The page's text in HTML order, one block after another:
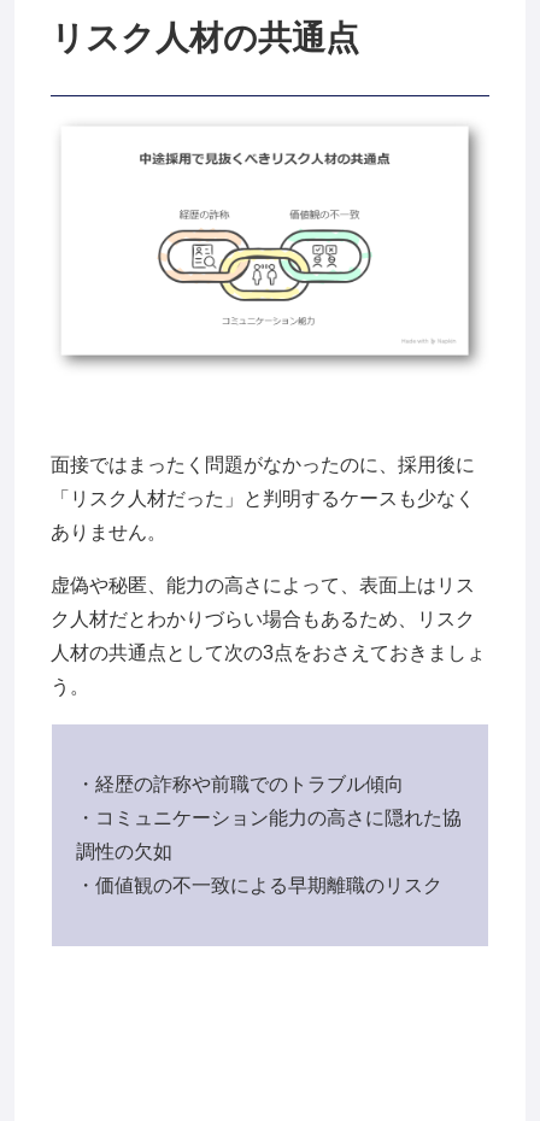
リスク人材の共通点
面接ではまったく問題がなかったのに、採用後に
「リスク人材だった」と判明するケースも少なく
ありません。
虚偽や秘匿、能力の高さによって、表面上はリス
ク人材だとわかりづらい場合もあるため、リスク
人材の共通点として次の3点をおさえておきましょ
う。
・経歴の詐称や前職でのトラブル傾向
・コミュニケーション能力の高さに隠れた協
調性の欠如
・価値観の不一致による早期離職のリスク